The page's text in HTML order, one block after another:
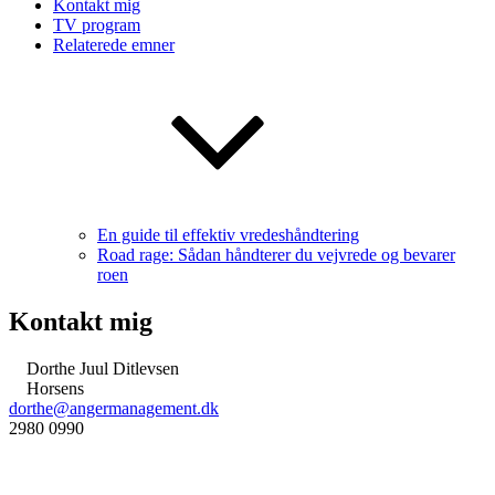
Kontakt mig
TV program
Relaterede emner
En guide til effektiv vredeshåndtering
Road rage: Sådan håndterer du vejvrede og bevarer
roen
Kontakt mig
Dorthe Juul Ditlevsen
Horsens
dorthe@angermanagement.dk
2980 0990